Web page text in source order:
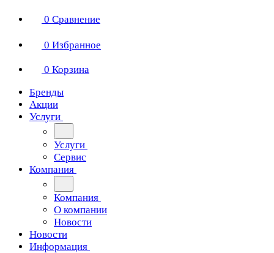
0 Сравнение
0 Избранное
0 Корзина
Бренды
Акции
Услуги
Услуги
Сервис
Компания
Компания
О компании
Новости
Новости
Информация